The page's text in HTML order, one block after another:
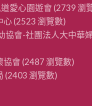
愛心園遊會 (2739 瀏
心(2523 瀏覽數)
協會-社團法人大中華
協會 (2487 瀏覽數)
(2403 瀏覽數)